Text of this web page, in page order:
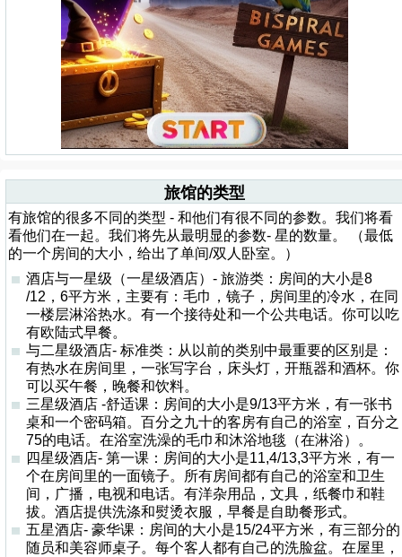
旅馆的类型
有旅馆的很多不同的类型 - 和他们有很不同的参数。我们将看
看他们在一起。我们将先从最明显的参数- 星的数量。 （最低
的一个房间的大小，给出了单间/双人卧室。）
酒店与一星级（一星级酒店）- 旅游类：房间的大小是8
/12，6平方米，主要有：毛巾，镜子，房间里的冷水，在同
一楼层淋浴热水。有一个接待处和一个公共电话。你可以吃
有欧陆式早餐。
与二星级酒店- 标准类：从以前的类别中最重要的区别是：
有热水在房间里，一张写字台，床头灯，开瓶器和酒杯。你
可以买午餐，晚餐和饮料。
三星级酒店 -舒适课：房间的大小是9/13平方米，有一张书
桌和一个密码箱。百分之九十的客房有自己的浴室，百分之
75的电话。在浴室洗澡的毛巾和沐浴地毯（在淋浴）。
四星级酒店- 第一课：房间的大小是11,4/13,3平方米，有一
个在房间里的一面镜子。所有房间都有自己的浴室和卫生
间，广播，电视和电话。有洋杂用品，文具，纸餐巾和鞋
拔。酒店提供洗涤和熨烫衣服，早餐是自助餐形式。
五星酒店- 豪华课：房间的大小是15/24平方米，有三部分的
随员和美容师桌子。每个客人都有自己的洗脸盆。在屋里，